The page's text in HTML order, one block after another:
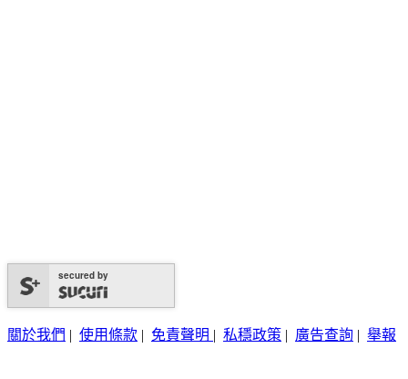
secured by
關於我們 | 使用條款 | 免責聲明 | 私穩政策 | 廣告查詢 | 舉報